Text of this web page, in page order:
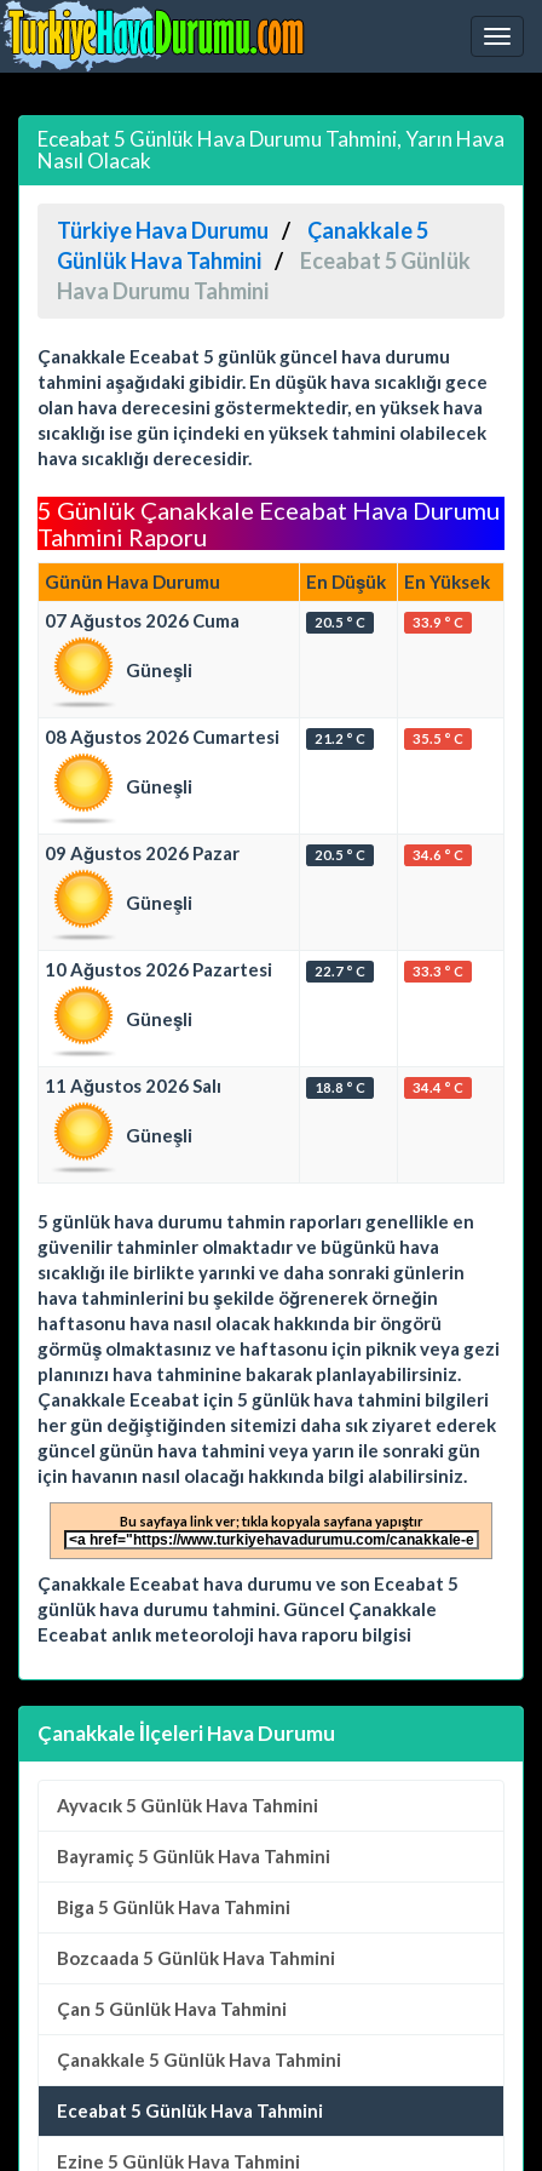
Eceabat 5 Günlük Hava Durumu Tahmini, Yarın Hava
Nasıl Olacak
Türkiye Hava Durumu
Çanakkale 5
Günlük Hava Tahmini
Eceabat 5 Günlük
Hava Durumu Tahmini
Çanakkale Eceabat 5 günlük güncel hava durumu
tahmini aşağıdaki gibidir. En düşük hava sıcaklığı gece
olan hava derecesini göstermektedir, en yüksek hava
sıcaklığı ise gün içindeki en yüksek tahmini olabilecek
hava sıcaklığı derecesidir.
5 Günlük Çanakkale Eceabat Hava Durumu
Tahmini Raporu
Günün Hava Durumu En Düşük
En Yüksek
07 Ağustos 2026 Cuma
Güneşli
20.5 ° C 33.9 ° C
08 Ağustos 2026 Cumartesi
Güneşli
21.2 ° C 35.5 ° C
09 Ağustos 2026 Pazar
Güneşli
20.5 ° C 34.6 ° C
10 Ağustos 2026 Pazartesi
Güneşli
22.7 ° C 33.3 ° C
11 Ağustos 2026 Salı
Güneşli
18.8 ° C 34.4 ° C
5 günlük hava durumu tahmin raporları genellikle en
güvenilir tahminler olmaktadır ve bügünkü hava
sıcaklığı ile birlikte yarınki ve daha sonraki günlerin
hava tahminlerini bu şekilde öğrenerek örneğin
haftasonu hava nasıl olacak hakkında bir öngörü
görmüş olmaktasınız ve haftasonu için piknik veya gezi
planınızı hava tahminine bakarak planlayabilirsiniz.
Çanakkale Eceabat için 5 günlük hava tahmini bilgileri
her gün değiştiğinden sitemizi daha sık ziyaret ederek
güncel günün hava tahmini veya yarın ile sonraki gün
için havanın nasıl olacağı hakkında bilgi alabilirsiniz.
Bu sayfaya link ver; tıkla kopyala sayfana yapıştır
Çanakkale Eceabat hava durumu ve son Eceabat 5
günlük hava durumu tahmini. Güncel Çanakkale
Eceabat anlık meteoroloji hava raporu bilgisi
Çanakkale İlçeleri Hava Durumu
Ayvacık 5 Günlük Hava Tahmini
Bayramiç 5 Günlük Hava Tahmini
Biga 5 Günlük Hava Tahmini
Bozcaada 5 Günlük Hava Tahmini
Çan 5 Günlük Hava Tahmini
Çanakkale 5 Günlük Hava Tahmini
Eceabat 5 Günlük Hava Tahmini
Ezine 5 Günlük Hava Tahmini